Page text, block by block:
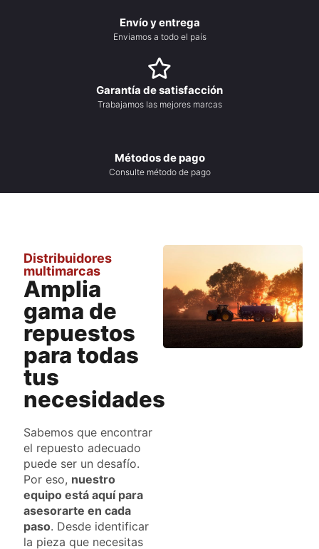
Envío y entrega
Enviamos a todo el país
Garantía de satisfacción
Trabajamos las mejores marcas
Métodos de pago
Consulte método de pago
Distribuidores
multimarcas
Amplia
gama de
repuestos
para todas
tus
necesidades
Sabemos que encontrar
el repuesto adecuado
puede ser un desafío.
Por eso, nuestro
equipo está aquí para
asesorarte en cada
paso. Desde identificar
la pieza que necesitas